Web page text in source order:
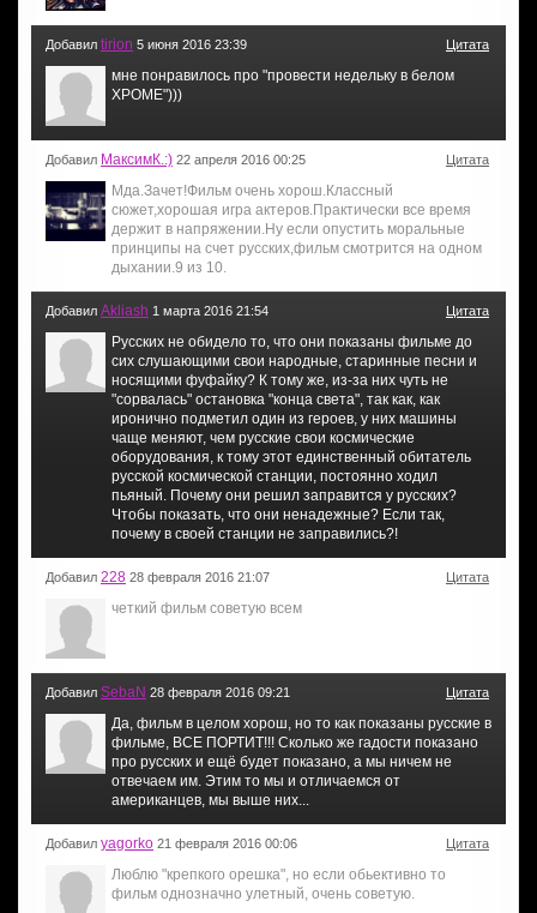
Добавил tirion 5 июня 2016 23:39 Цитата
мне понравилось про "провести недельку в белом
ХРОМЕ")))
Добавил МаксимК.:) 22 апреля 2016 00:25 Цитата
Мда.Зачет!Фильм очень хорош.Классный
сюжет,хорошая игра актеров.Практически все время
держит в напряжении.Ну если опустить моральные
принципы на счет русских,фильм смотрится на одном
дыхании.9 из 10.
Добавил Akliash 1 марта 2016 21:54 Цитата
Русских не обидело то, что они показаны фильме до
сих слушающими свои народные, старинные песни и
носящими фуфайку? К тому же, из-за них чуть не
"сорвалась" остановка "конца света", так как, как
иронично подметил один из героев, у них машины
чаще меняют, чем русские свои космические
оборудования, к тому этот единственный обитатель
русской космической станции, постоянно ходил
пьяный. Почему они решил заправится у русских?
Чтобы показать, что они ненадежные? Если так,
почему в своей станции не заправились?!
Добавил 228 28 февраля 2016 21:07 Цитата
четкий фильм советую всем
Добавил SebaN 28 февраля 2016 09:21 Цитата
Да, фильм в целом хорош, но то как показаны русские в
фильме, ВСЕ ПОРТИТ!!! Сколько же гадости показано
про русских и ещё будет показано, а мы ничем не
отвечаем им. Этим то мы и отличаемся от
американцев, мы выше них...
Добавил yagorko 21 февраля 2016 00:06 Цитата
Люблю "крепкого орешка", но если обьективно то
фильм однозначно улетный, очень советую.